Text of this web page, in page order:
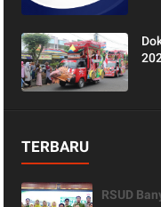
TERBARU
RSUD